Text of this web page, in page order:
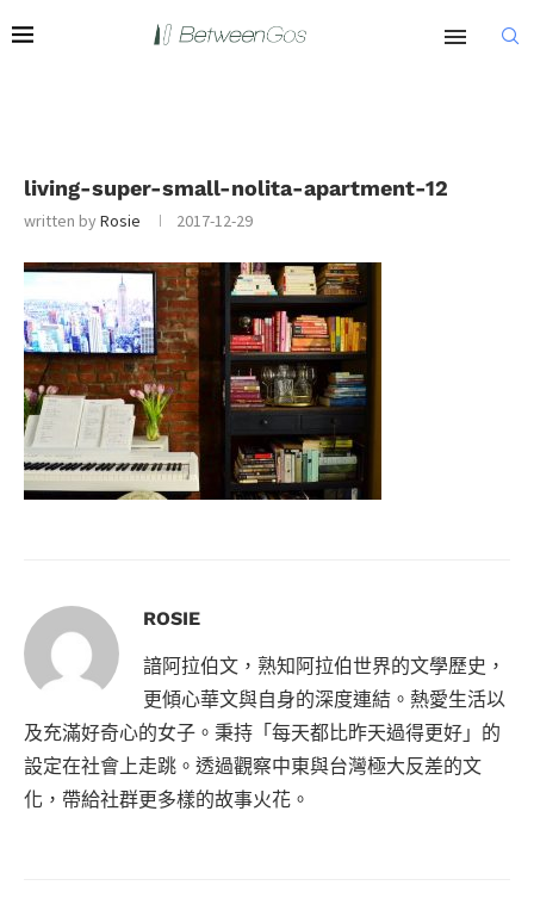
living-super-small-nolita-apartment-12
written byRosie 2017-12-29
ROSIE
諳阿拉伯文，熟知阿拉伯世界的文學歷史，
更傾心華文與自身的深度連結。熱愛生活以
及充滿好奇心的女子。秉持「每天都比昨天過得更好」的
設定在社會上走跳。透過觀察中東與台灣極大反差的文
化，帶給社群更多樣的故事火花。